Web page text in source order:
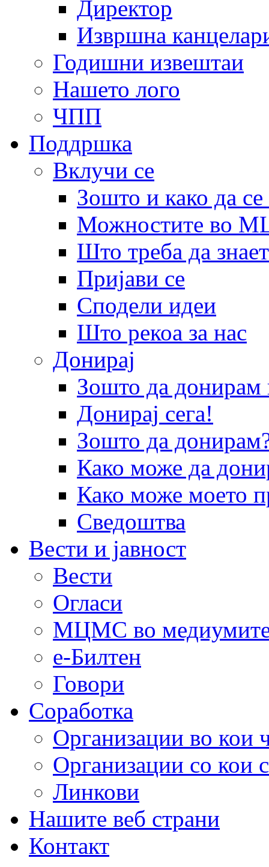
Директор
Извршна
Годишни извештаи
Нашето лого
ЧПП
Поддршка
Вклучи се
Зошто и како да
Можностите во
Што треба да
Пријави се
Сподели идеи
Што рекоа за нас
Донирај
Зошто да
Донирај сега!
Зошто да
Како може да
Како може моето
Сведоштва
Вести и јавност
Вести
Огласи
МЦМС во
е-Билтен
Говори
Соработка
Организации во кои
Организации со кои
Линкови
Нашите веб страни
Контакт